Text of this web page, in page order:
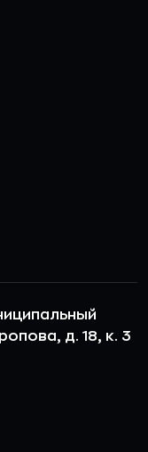
д. 18, к. 3